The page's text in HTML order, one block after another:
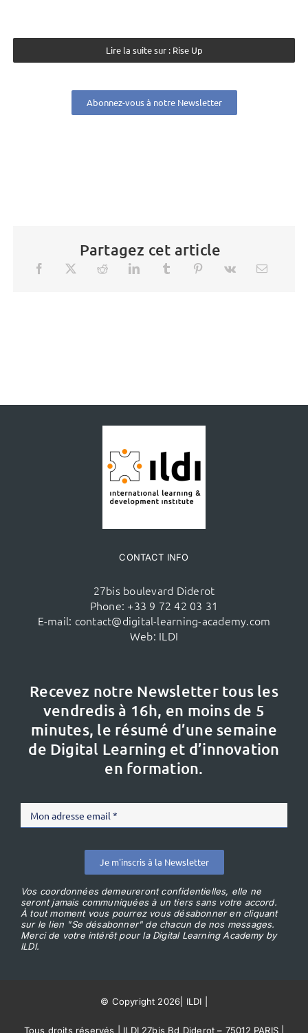
Lire la suite sur : Rise Up
Abonnez-vous à notre Newsletter
Partagez cet article
CONTACT INFO
27bis boulevard Diderot
Phone: +33 9 72 42 03 31
E-mail: contact@digital-learning-academy.com
Web: ILDI
Recevez notre Newsletter tous les
vendredis à 16h, en moins de 5
minutes, le résumé d’une semaine
de Digital Learning et d’innovation
en formation.
Je m'inscris à la Newsletter
Vos coordonnées demeureront confidentielles, elle ne
seront jamais communiquées à un tiers sans votre accord.
À tout moment vous pourrez vous désabonner en cliquant
sur le lien "Se désabonner" de chacun de nos messages.
Merci de votre intérêt pour la Digital Learning Academy by
ILDI.
© Copyright 2026 ILDI
Tous droits réservés | ILDI 27bis Bd Diderot – 75012 PARIS |